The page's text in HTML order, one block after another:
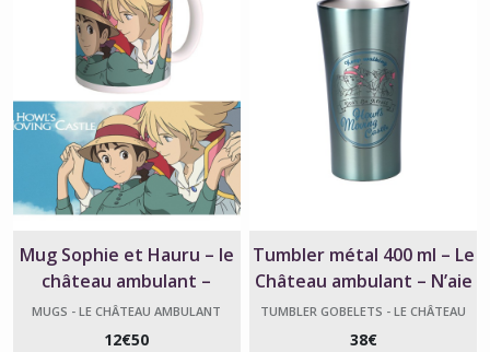
Mug Sophie et Hauru – le
château ambulant –
Studio Ghibli Officiel
MUGS - LE CHÂTEAU AMBULANT
12€50
Tumbler métal 400 ml – Le
Château ambulant – N’aie
pas peur
TUMBLER GOBELETS - LE CHÂTEAU
38€